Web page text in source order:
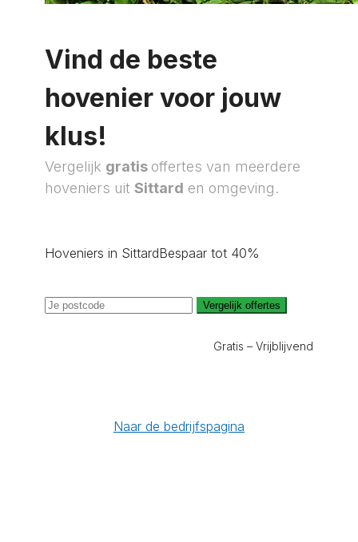
Vind de beste
hovenier voor jouw
klus!
Vergelijk gratis offertes van meerdere
hoveniers uit Sittard en omgeving.
Hoveniers in SittardBespaar tot 40%
Vergelijk offertes
Gratis – Vrijblijvend
Naar de bedrijfspagina